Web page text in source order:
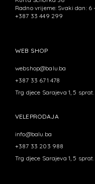
Radno vrijeme: Svaki dan: 6
+387 33 449 299
WEB SHOP
webshop@balu.ba
+387 33 671 478
Trg djece Sarajeva 1, 5 sprat.
VELEPRODAJA
info@balu.ba
+387 33 203 988
Trg djece Sarajeva 1, 5 sprat.